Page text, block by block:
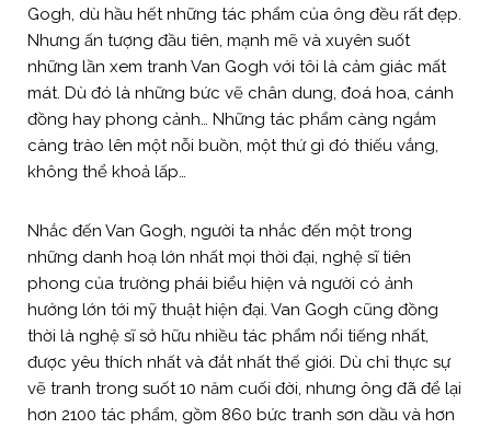
Gogh, dù hầu hết những tác phẩm của ông đều rất đẹp.
Nhưng ấn tượng đầu tiên, mạnh mẽ và xuyên suốt
những lần xem tranh Van Gogh với tôi là cảm giác mất
mát. Dù đó là những bức vẽ chân dung, đoá hoa, cánh
đồng hay phong cảnh… Những tác phẩm càng ngắm
càng trào lên một nỗi buồn, một thứ gì đó thiếu vắng,
không thể khoả lấp…
Nhắc đến Van Gogh, người ta nhắc đến một trong
những danh hoạ lớn nhất mọi thời đại, nghệ sĩ tiên
phong của trường phái biểu hiện và người có ảnh
hưởng lớn tới mỹ thuật hiện đại. Van Gogh cũng đồng
thời là nghệ sĩ sở hữu nhiều tác phẩm nổi tiếng nhất,
được yêu thích nhất và đắt nhất thế giới. Dù chỉ thực sự
vẽ tranh trong suốt 10 năm cuối đời, nhưng ông đã để lại
hơn 2100 tác phẩm, gồm 860 bức tranh sơn dầu và hơn